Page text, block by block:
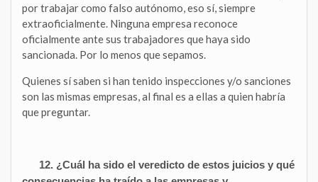
por trabajar como falso autónomo, eso sí, siempre
extraoficialmente. Ninguna empresa reconoce
oficialmente ante sus trabajadores que haya sido
sancionada. Por lo menos que sepamos.
Quienes sí saben si han tenido inspecciones y/o sanciones
son las mismas empresas, al final es a ellas a quien habría
que preguntar.
12. ¿Cuál ha sido el veredicto de estos juicios y qué